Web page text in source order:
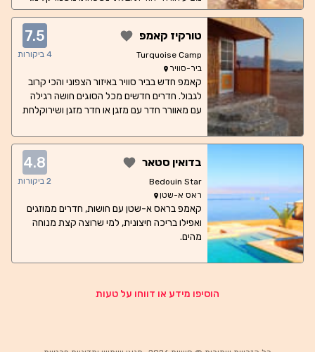
במים הצלולים ועד ליופיו של המדבר הסמוך,
המחנה מגיע עם חדרי אירוח נוחים וצוות ידידותי
טורקיז קאמפ
Turquoise Camp
ביר-סוויר
7.5
4 ביקורות
קאמפ חדש בביר סוויר באיזור הצפוני והכי קרוב
לגבול. חדרים חדשים מכל הסוגים חושה רגילה
עם מאוורר חדר עם מזגן או חדר מזגן ושירוקלחת
בדואין סטאר
Bedouin Star
ראס א-שטן
4.8
2 ביקורות
קאמפ בראס א-שטן עם חושות, חדרים ממוזגים
ואפילו בריכה חיצונית, למי שרוצה קצת מנוחה
מהים.
הוסיפו מידע או דווחו על טעות